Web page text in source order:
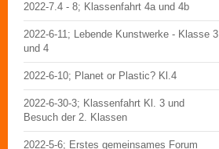
2022-7.4 - 8; Klassenfahrt 4a und 4b
2022-6-11; Lebende Kunstwerke - Klasse 3
und 4
2022-6-10; Planet or Plastic? Kl.4
2022-6-30-3; Klassenfahrt Kl. 3 und
Besuch der 2. Klassen
2022-5-6; Erstes gemeinsames Forum